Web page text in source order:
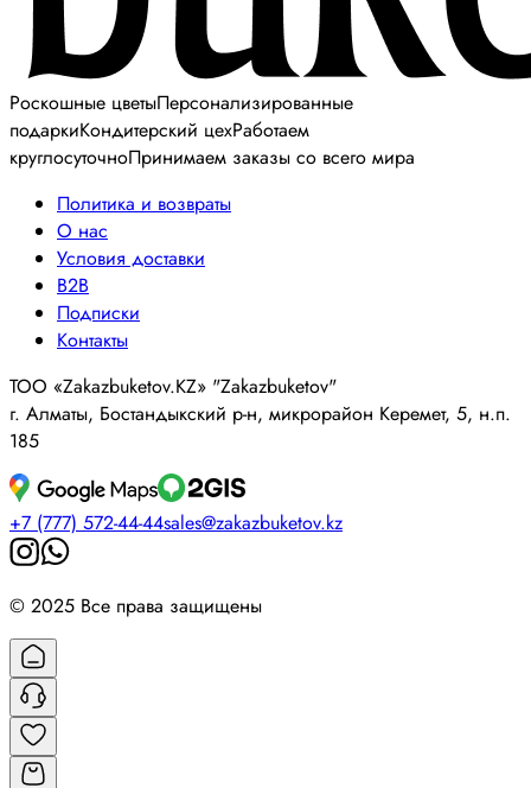
Роскошные цветыПерсонализированные
подаркиКондитерский цехРаботаем
круглосуточноПринимаем заказы со всего мира
Политика и возвраты
О нас
Условия доставки
B2B
Подписки
Контакты
ТОО «Zakazbuketov.KZ» "Zakazbuketov"
г. Алматы, Бостандыкский р-н, микрорайон Керемет, 5, н.п.
185
+7 (777) 572-44-44sales@zakazbuketov.kz
© 2025 Все права защищены